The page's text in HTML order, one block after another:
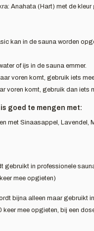
Anahata (Hart) met de kleur
kan in de sauna worden
of ijs in de sauna emmer.
voren komt, gebruik iets
voren komt, gebruik dan iets
goed te mengen met:
met Sinaasappel, Lavendel,
gebruikt in professionele
mee opgieten)
bijna alleen maar gebruikt
mee opgieten, bij een